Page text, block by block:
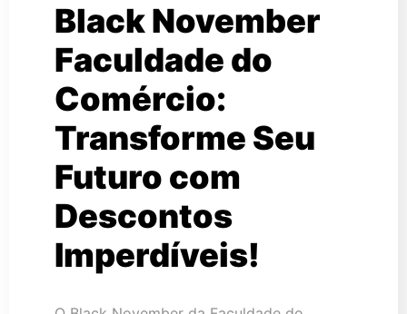
Black November
Faculdade do
Comércio:
Transforme Seu
Futuro com
Descontos
Imperdíveis!